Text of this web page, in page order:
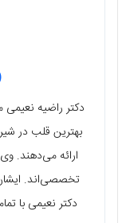
دکتر راضیه
بهترین قلب در
ارائه می‌دهند.
تخصصی‌اند.
دکتر نعیمی با